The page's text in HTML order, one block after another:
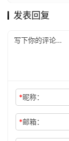
发表回复
*昵称：
*邮箱：